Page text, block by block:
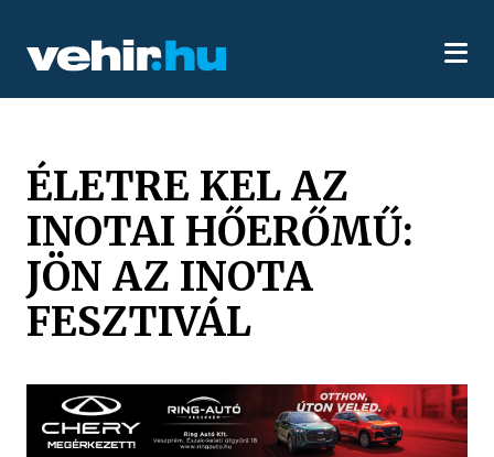
ÉLETRE KEL AZ
INOTAI HŐERŐMŰ:
JÖN AZ INOTA
FESZTIVÁL